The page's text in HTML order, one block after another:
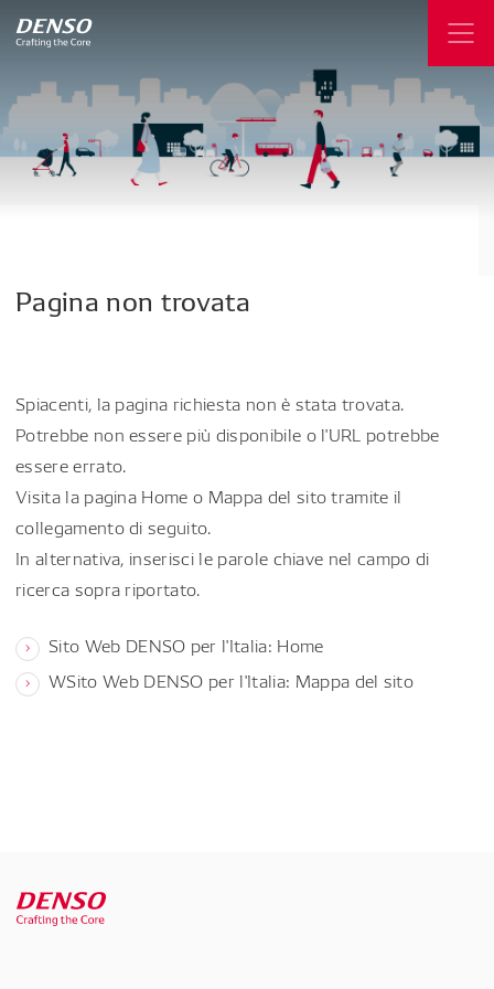
Pagina non trovata
Spiacenti, la pagina richiesta non è stata trovata.
Potrebbe non essere più disponibile o l'URL potrebbe
essere errato.
Visita la pagina Home o Mappa del sito tramite il
collegamento di seguito.
In alternativa, inserisci le parole chiave nel campo di
ricerca sopra riportato.
Sito Web DENSO per l'Italia: Home
WSito Web DENSO per l'Italia: Mappa del sito